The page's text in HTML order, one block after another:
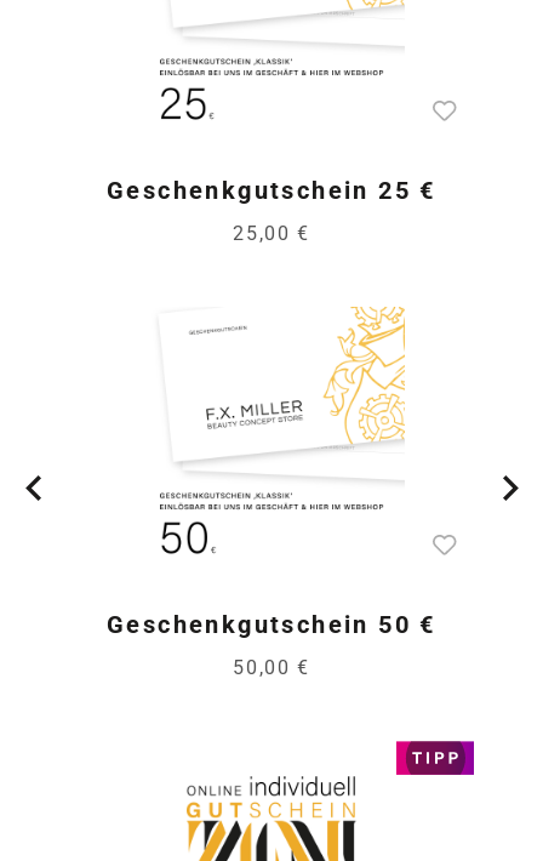
Geschenkgutschein 25 €
25,00 €
Geschenkgutschein 50 €
50,00 €